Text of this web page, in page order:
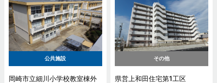
公共施設
岡崎市立細川小学校教室棟外
その他
県営上和田住宅第1工区